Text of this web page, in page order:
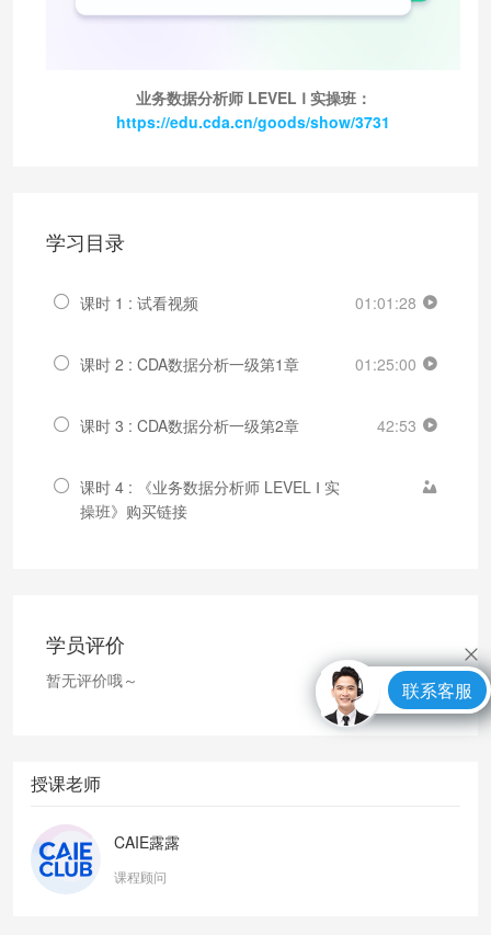
业务数据分析师 LEVEL Ⅰ 实操班：
https://edu.cda.cn/goods/show/3731
学习目录
课时 1 : 试看视频 01:01:28
课时 2 : CDA数据分析一级第1章 01:25:00
课时 3 : CDA数据分析一级第2章 42:53
课时 4 : 《业务数据分析师 LEVEL Ⅰ 实
操班》购买链接
学员评价
暂无评价哦～
授课老师
CAIE露露
课程顾问
联系客服